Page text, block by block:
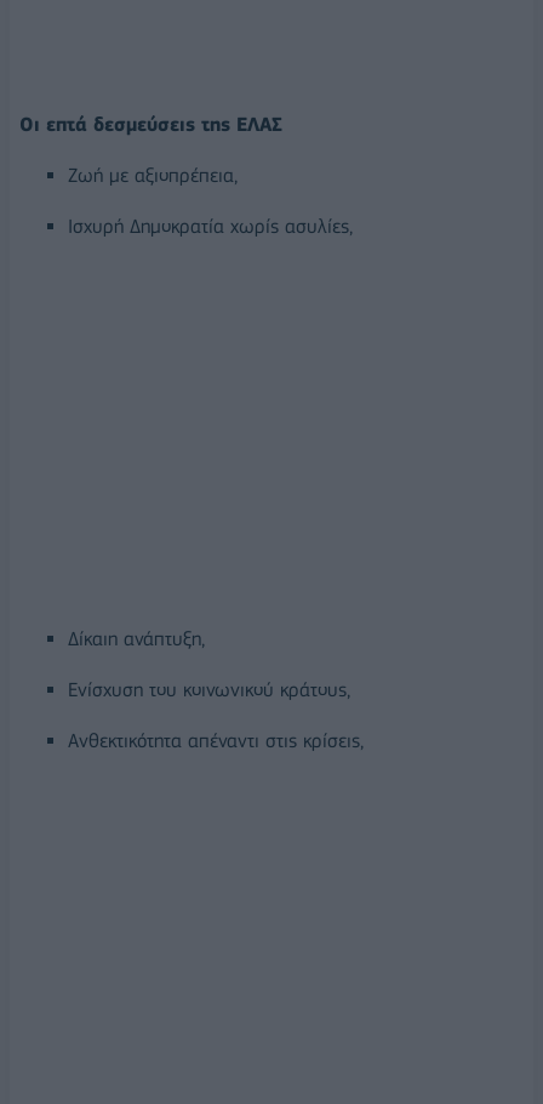
Οι επτά δεσμεύσεις της ΕΛΑΣ
Ζωή με αξιοπρέπεια,
Ισχυρή Δημοκρατία χωρίς ασυλίες,
Δίκαιη ανάπτυξη,
Ενίσχυση του κοινωνικού κράτους,
Ανθεκτικότητα απέναντι στις κρίσεις,